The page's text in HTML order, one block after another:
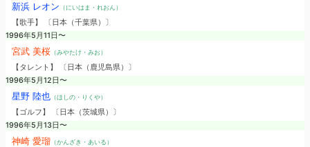
新浜 レオン （にいはま・れおん）
【歌手】 〔日本（千葉県）〕
1996年5月11日〜
宮武 美桜（みやたけ・みお）
【タレント】 〔日本（鹿児島県）〕
1996年5月12日〜
星野 陸也（ほしの・りくや）
【ゴルフ】 〔日本（茨城県）〕
1996年5月13日〜
神崎 愛瑠（かんざき・あいる）